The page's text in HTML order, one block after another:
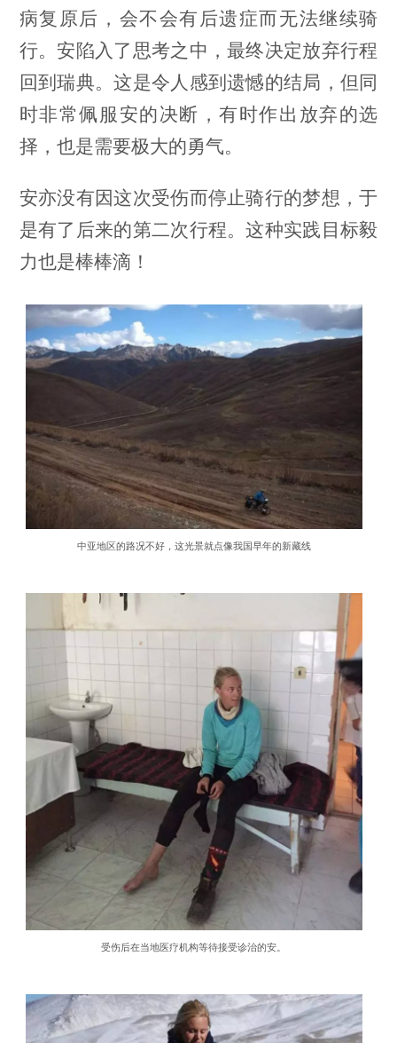
病复原后，会不会有后遗症而无法继续骑
行。安陷入了思考之中，最终决定放弃行程
回到瑞典。这是令人感到遗憾的结局，但同
时非常佩服安的决断，有时作出放弃的选
择，也是需要极大的勇气。
安亦没有因这次受伤而停止骑行的梦想，于
是有了后来的第二次行程。这种实践目标毅
力也是棒棒滴！
中亚地区的路况不好，这光景就点像我国早年的新藏线
受伤后在当地医疗机构等待接受诊治的安。